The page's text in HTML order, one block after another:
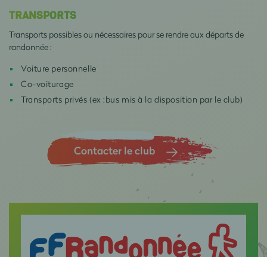
TRANSPORTS
Transports possibles ou nécessaires pour se rendre aux départs de
randonnée :
Voiture personnelle
Co-voiturage
Transports privés (ex :bus mis à la disposition par le club)
Contacter le club